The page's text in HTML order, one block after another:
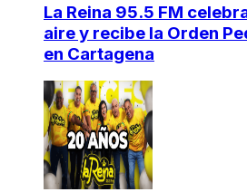
La Reina 95.5 FM
aire y recibe la Orden
en Cartagena